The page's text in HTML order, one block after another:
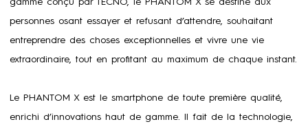
personnes osant essayer et refusant d’attendre, souhaitant
entreprendre des choses exceptionnelles et vivre une vie
extraordinaire, tout en profitant au maximum de chaque instant.
Le PHANTOM X est le smartphone de toute première qualité,
enrichi d’innovations haut de gamme. Il fait de la technologie,